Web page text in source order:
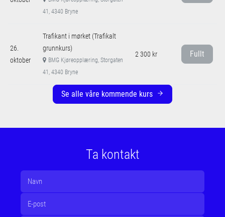
41, 4340 Bryne
26.
oktober
Trafikant i mørket (Trafikalt
grunnkurs)
BMG Kjøreopplæring, Storgaten
41, 4340 Bryne
2 300 kr Fullt
Se alle våre kommende kurs
Ta kontakt